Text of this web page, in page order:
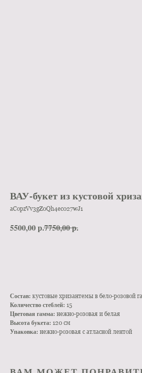
ВАУ-букет из кустовой
aCopzVv3gZ0Qh4ec027wJ1
5500,00р.7750,00р.
Состав: кустовые хризантемы в бело-розовой
Количество стеблей: 15
Цветовая гамма: нежно-розовая и белая
Высота букета: 120 см
Упаковка: нежно-розовая с атласной лентой